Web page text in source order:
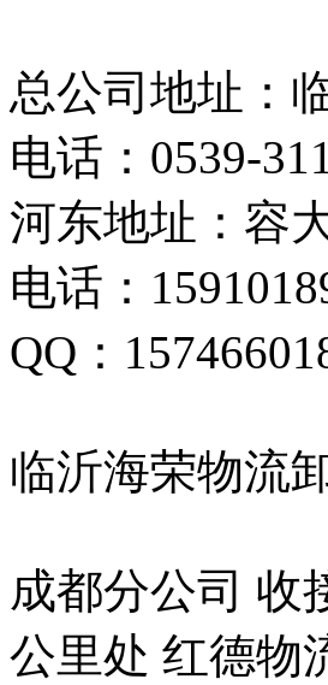
总公司地址：
电话：0539-
河东地址：容
电话：
QQ：
临沂海荣物流
成都分公司 收
公里处 红德物